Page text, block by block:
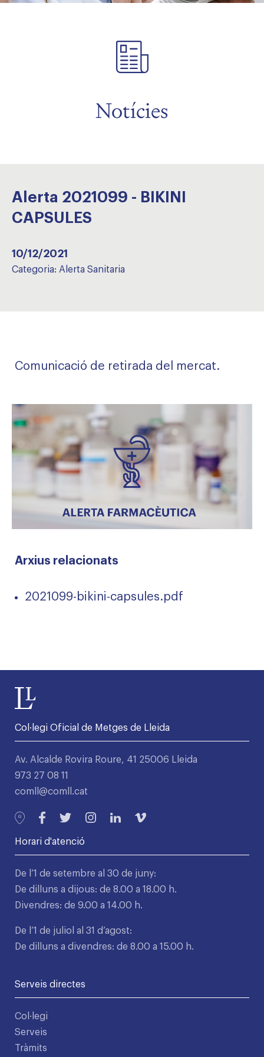
Notícies
Alerta 2021099 - BIKINI
CAPSULES
10/12/2021
Categoria: Alerta Sanitaria
Arxius relacionats
2021099-bikini-capsules.pdf
Comunicació de retirada del mercat.
Col·legi Oficial de Metges de Lleida
Av. Alcalde Rovira Roure, 41 25006 Lleida
973 27 08 11
comll@comll.cat
Horari d'atenció
De l’1 de setembre al 30 de juny:
De dilluns a dijous: de 8.00 a 18.00 h.
Divendres: de 9.00 a 14.00 h.
De l’1 de juliol al 31 d’agost:
De dilluns a divendres: de 8.00 a 15.00 h.
Serveis directes
Col·legi
Serveis
Tràmits